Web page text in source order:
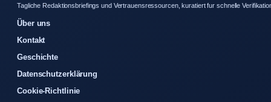
Tagliche Redaktionsbriefings und Vertrauensressourcen, kuratiert fur schnelle
Über uns
Kontakt
Geschichte
Datenschutzerklärung
Cookie-Richtlinie